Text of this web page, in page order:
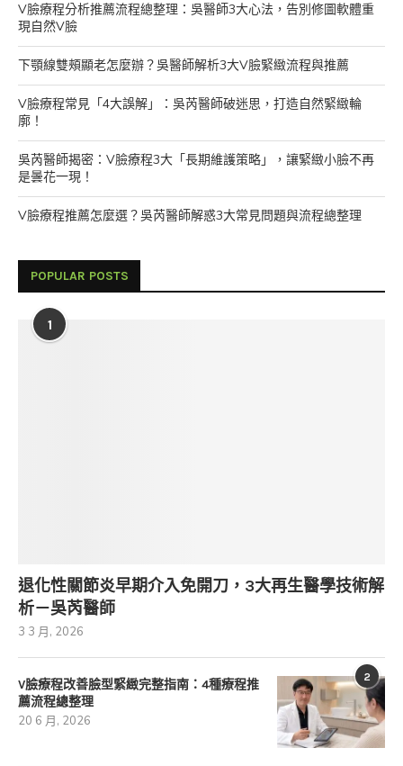
V臉療程分析推薦流程總整理：吳醫師3大心法，告別修圖軟體重
現自然V臉
下顎線雙頰顯老怎麼辦？吳醫師解析3大V臉緊緻流程與推薦
V臉療程常見「4大誤解」：吳芮醫師破迷思，打造自然緊緻輪
廓！
吳芮醫師揭密：V臉療程3大「長期維護策略」，讓緊緻小臉不再
是曇花一現！
V臉療程推薦怎麼選？吳芮醫師解惑3大常見問題與流程總整理
POPULAR POSTS
1
退化性關節炎早期介入免開刀，3大再生醫學技術解
析－吳芮醫師
3 3 月, 2026
2
V臉療程改善臉型緊緻完整指南：4種療程推
薦流程總整理
20 6 月, 2026